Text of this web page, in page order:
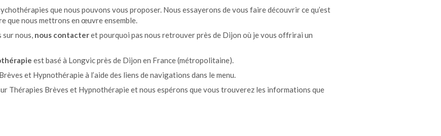
que nous pouvons vous proposer. Nous essayerons de vous faire découvrir ce qu’est
que nous mettrons en œuvre ensemble.
sur nous, nous contacteret pourquoi pas nous retrouver près de Dijon où je vous offrirai un
est basé à Longvic près de Dijon en France (métropolitaine).
et Hypnothérapie à l’aide des liens de navigations dans le menu.
Thérapies Brèves et Hypnothérapie et nous espérons que vous trouverez les informations que